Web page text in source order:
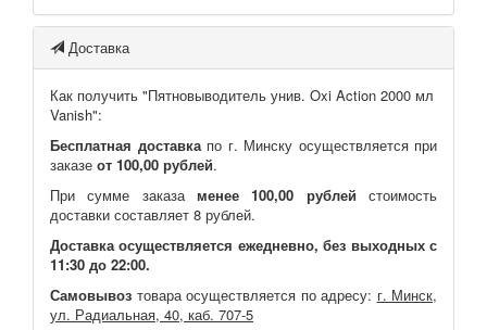
Доставка
Как получить "Пятновыводитель унив. Oxi Action 2000 мл
Vanish":
Бесплатная доставкапо г. Минску осуществляется при
заказе от 100,00 рублей.
При сумме заказа менее 100,00 рублей стоимость
доставки составляет 8 рублей.
Доставка осуществляется ежедневно, без выходных с
11:30 до 22:00.
Самовывоз товара осуществляется по адресу: г. Минск,
ул. Радиальная, 40, каб. 707-5